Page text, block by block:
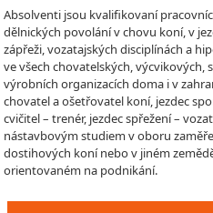
Absolventi jsou kvalifikovaní
dělnických povolání v chovu koní, v
zápřeži, vozatajských disciplínách a
ve všech chovatelských, výcvikových,
výrobních organizacích doma i v
chovatel a ošetřovatel koní, jezdec
cvičitel – trenér, jezdec spřežení –
nástavbovým studiem v oboru
dostihových koní nebo v jiném
orientovaném na podnikání.